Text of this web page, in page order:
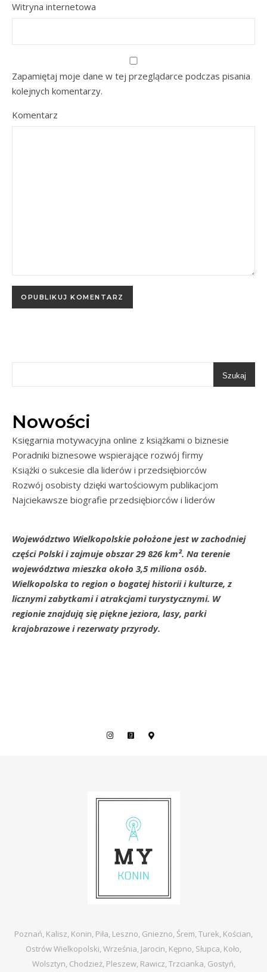
Witryna internetowa
Zapamiętaj moje dane w tej przeglądarce podczas pisania
kolejnych komentarzy.
Komentarz
Szukaj
Nowości
Księgarnia motywacyjna online z książkami o biznesie
Poradniki biznesowe wspierające rozwój firmy
Książki o sukcesie dla liderów i przedsiębiorców
Rozwój osobisty dzięki wartościowym publikacjom
Najciekawsze biografie przedsiębiorców i liderów
Województwo Wielkopolskie położone jest w zachodniej
części Polski i zajmuje obszar 29 826 km². Na terenie
województwa mieszka około 3,5 miliona osób.
Wielkopolska to region o bogatej historii i kulturze, z
licznymi zabytkami i atrakcjami turystycznymi. W
regionie znajdują się piękne jeziora, lasy, parki
krajobrazowe i rezerwaty przyrody.
Poznań, Kalisz, Konin, Piła, Leszno, Gniezno, Śrem, Turek, Kościan,
Ostrów Wielkopolski, Września, Jarocin, Kępno, Słupca, Koło,
Wolsztyn, Chodzież, Pleszew, Rawicz, Trzcianka, Gostyń,